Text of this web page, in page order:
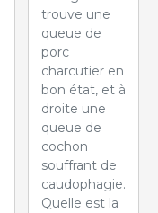
trouve une
queue de
porc
charcutier en
bon état, et à
droite une
queue de
cochon
souffrant de
caudophagie.
Quelle est la